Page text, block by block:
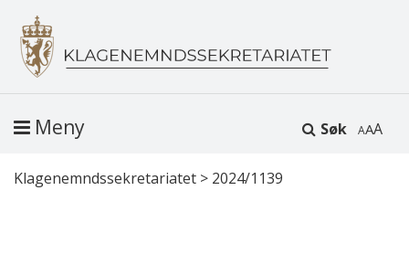
Søk A
Meny
Klagenemndssekretariatet > 2024/1139